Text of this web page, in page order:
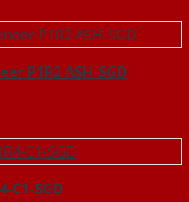
P1R2 ASH-SGD
C1-SGD